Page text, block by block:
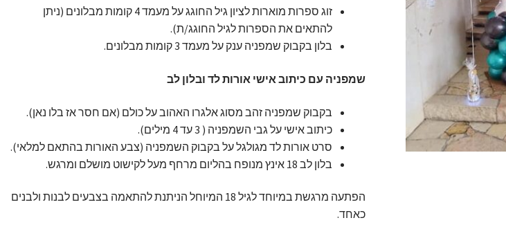
זוג ספרות מוארות לציון גיל החוגג על מעמד 4 קומות מבלונים (ניתן
להתאים את הספרות לגיל החוגג/ת).
בלון בקבוק שמפניה ענק על מעמד 3 קומות מבלונים.
שמפניה עם כיתוב אישי אורות לד ובלון לב
בקבוק שמפניה זהב מסוג אלגרו האהוב על כולם (אם חסר אז בלו נאן).
כיתוב אישי על גבי השמפניה ( 3 עד 4 מילים).
סרט אורות לד מגולגל על בקבוק השמפניה (צבע האורות בהתאם למלאי).
בלון לב 18 אינץ מנופח בהליום מרחף מעל לקישוט מושלם ומרגש.
הפתעה מרגשת במיוחד לגיל 18 המיוחל הניתנת להתאמה בצבעים לבנות ולבנים
כאחד.